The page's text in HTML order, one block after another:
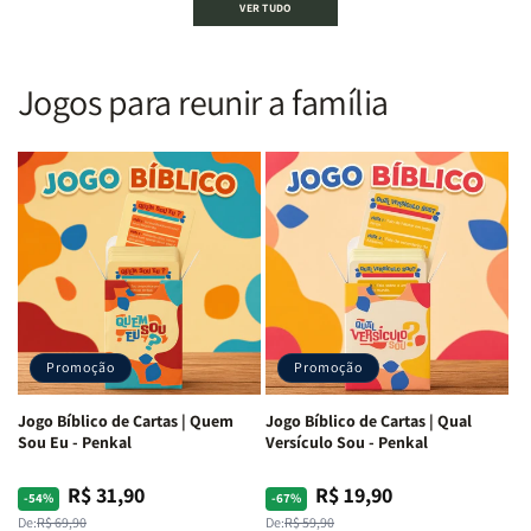
Almeida
Letra
Média
Full
Color
Brochura
Rei
Leão
Almeida
Letra
Média
&amp;
Full
Color
|
Brochura
|
Rei
Leão
PPM
|
|
Full
Color
Capa
Dura
Harpa
|
-
Cruz
Laranja
|
Full
Color
|
Capa
Dura
Harpa
|
-
Cruz
Laranja
VER TUDO
Jogos para reunir a família
Promoção
Jogo Bíblico de Cartas | Quem
Sou Eu - Penkal
-54%
Preço
De:R$ 69,90
PreçoR$ 31,90
Promoção
Jogo Bíblico de Cartas | Qual
Versículo Sou - Penkal
-67%
Preço
De:R$ 59,90
PreçoR$ 19,90